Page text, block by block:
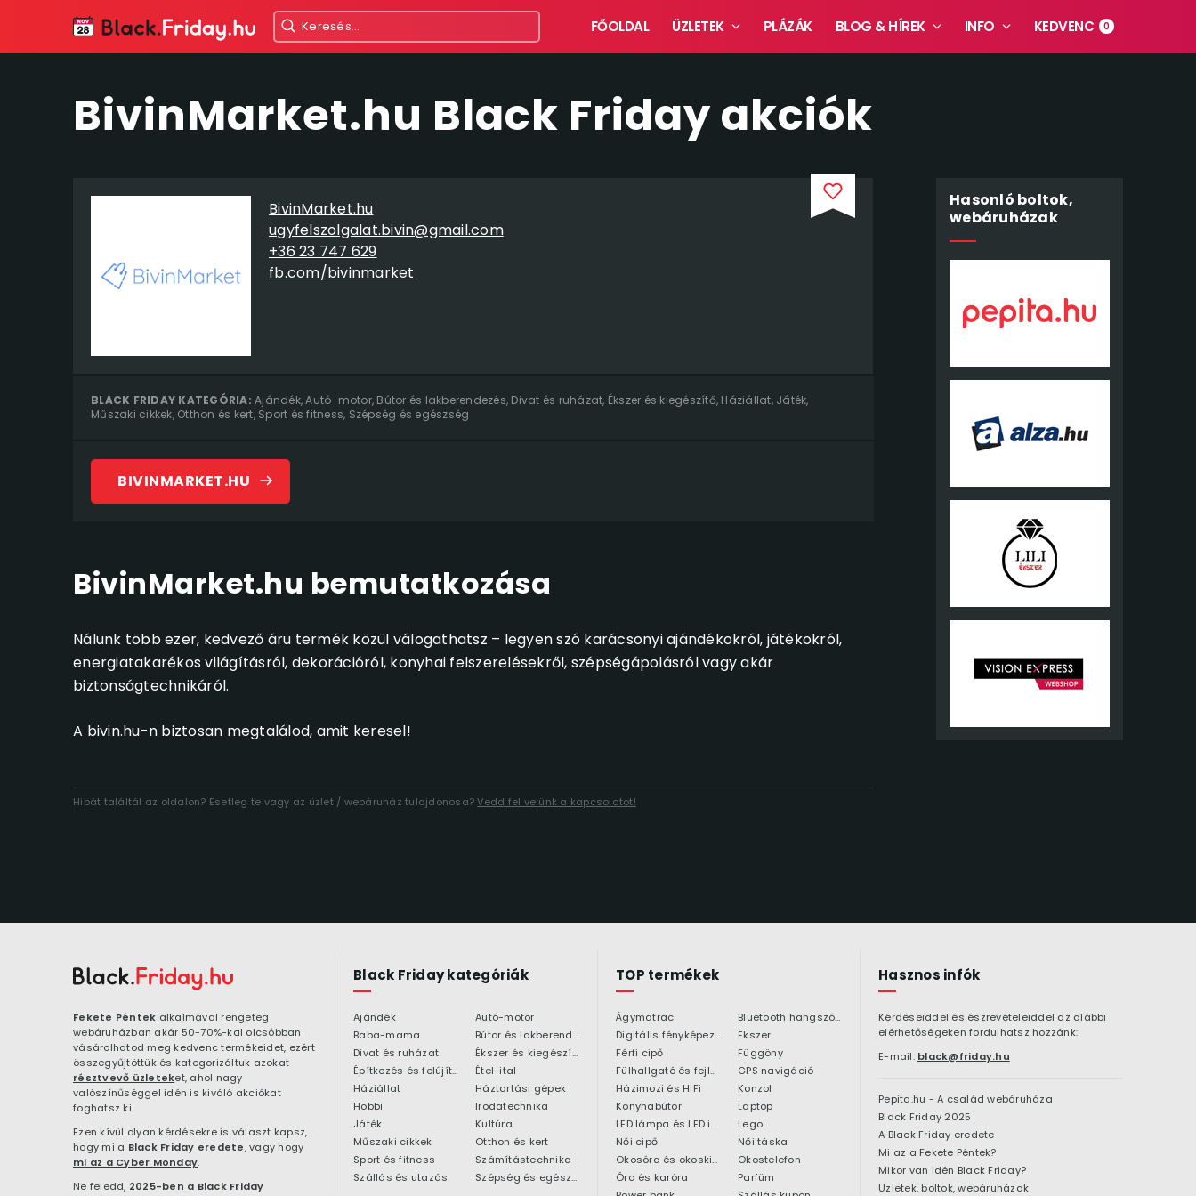
FŐOLDAL ÜZLETEK PLÁZÁK BLOG & HÍREK INFO KEDVENC 0
BivinMarket.hu Black Friday akciók
BivinMarket.hu
ugyfelszolgalat.bivin@gmail.com
+36 23 747 629
fb.com/bivinmarket
BLACK FRIDAY KATEGÓRIA: Ajándék,Autó-motor, Bútor és lakberendezés, Divat és ruházat, Ékszer és kiegészítő, Háziállat, Játék,
Műszaki cikkek, Otthon és kert, Sport és fitness, Szépség és egészség
BIVINMARKET.HU
BivinMarket.hu bemutatkozása
Nálunk több ezer, kedvező áru termék közül válogathatsz – legyen szó karácsonyi ajándékokról, játékokról,
energiatakarékos világításról, dekorációról, konyhai felszerelésekről, szépségápolásról vagy akár
biztonságtechnikáról.
A bivin.hu-n biztosan megtalálod, amit keresel!
Hibát találtál az oldalon? Esetleg te vagy az üzlet / webáruház tulajdonosa?Vedd fel velünk a kapcsolatot!
Hasonló boltok,
webáruházak
Fekete Péntek alkalmával rengeteg
webáruházban akár 50-70%-kal olcsóbban
vásárolhatod meg kedvenc termékeidet, ezért
összegyűjtöttük és kategorizáltuk azokat
résztvevő üzleteket, ahol nagy
valószínűséggel idén is kiváló akciókat
foghatsz ki.
Ezen kívül olyan kérdésekre is választ kapsz,
hogy mi a Black Friday eredete, vagy hogy
mi az a Cyber Monday.
Ne feledd, 2025-ben a Black Friday
Black Friday kategóriák
Ajándék
Autó-motor
Baba-mama
Bútor és lakberendezés
Divat és ruházat
Ékszer és kiegészítő
Építkezés és felújítás
Étel-ital
Háziállat
Háztartási gépek
Hobbi
Irodatechnika
Játék
Kultúra
Műszaki cikkek
Otthon és kert
Sport és fitness
Számítástechnika
Szállás és utazás
Szépség és egészség
TOP termékek
Ágymatrac
Bluetooth hangszóró
Digitális fényképezőgép
Ékszer
Férfi cipő
Függöny
Fülhallgató és fejlhallgató
GPS navigáció
Házimozi és HiFi
Konzol
Konyhabútor
Laptop
LED lámpa és LED izzó
Lego
Női cipő
Női táska
Okosóra és okoskiegészítő
Okostelefon
Óra és karóra
Parfüm
Hasznos infók
Kérdéseiddel és észrevételeiddel az alábbi
elérhetőségeken fordulhatsz hozzánk:
E-mail: black@friday.hu
Pepita.hu - A család webáruháza
Black Friday 2025
A Black Friday eredete
Mi az a Fekete Péntek?
Mikor van idén Black Friday?
Üzletek, boltok, webáruházak